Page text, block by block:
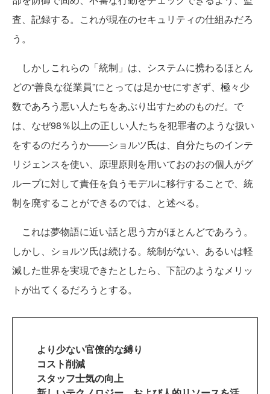
査、記録する。これが現在のセキュリティの仕組みだろ
う。
しかしこれらの「統制」は、システムに携わるほとん
どの“善良な従業員”にとっては足かせにすぎず、極々少
数であろう悪い人たちをあぶり出すためのものだ。で
は、なぜ98％以上の正しい人たちを犯罪者のような扱い
をするのだろうか――ショルツ氏は、自分たちのインテ
リジェンスを使い、原理原則を用いておのおの個人がグ
ループに対して責任を負うモデルに移行することで、統
制を廃することができるのでは、と述べる。
これは夢物語に近い話と思う方がほとんどであろう。
しかし、ショルツ氏は続ける。統制がない、あるいは軽
減した世界を実現できたとしたら、下記のようなメリッ
トが出てくるだろうとする。
より少ない官僚的な縛り
コスト削減
スタッフ士気の向上